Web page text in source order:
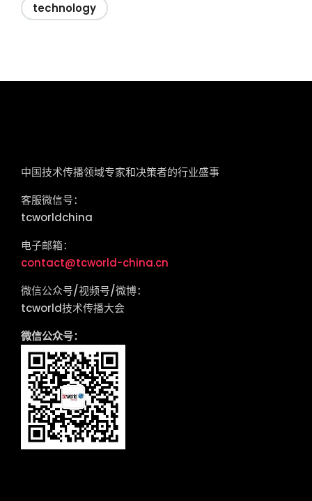
technology
中国技术传播领域专家和决策者的行业盛事
客服微信号：
tcworldchina
电子邮箱：
contact@tcworld-china.cn
微信公众号/视频号/微博：
tcworld技术传播大会
微信公众号：